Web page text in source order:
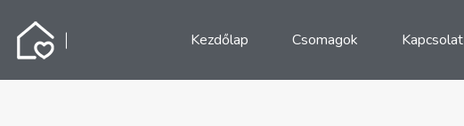
Kezdőlap Csomagok Kapcsolat